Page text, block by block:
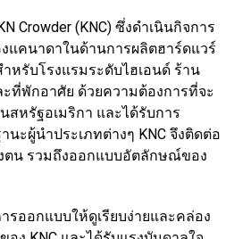
Crowder (KNC) ซึ่งดำเนินกิจการ
แคนาดาในด้านการผลิตฮาร์ดแวร์
หรับโรงแรมระดับไฮเอนด์ ร้าน
ที่พักอาศัย ด้วยความต้องการที่จะ
สหรัฐอเมริกา และได้รับการ
ะผู้นำประเภทต่างๆ KNC จึงติดต่อ
ตน รวมถึงออกแบบอัตลักษณ์ของ
รออกแบบให้ดูเรียบง่ายและคล่อง